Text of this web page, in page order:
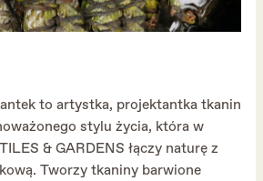
to artystka, projektantka tkanin
stylu życia, która w
& GARDENS łączy naturę z
Tworzy tkaniny barwione